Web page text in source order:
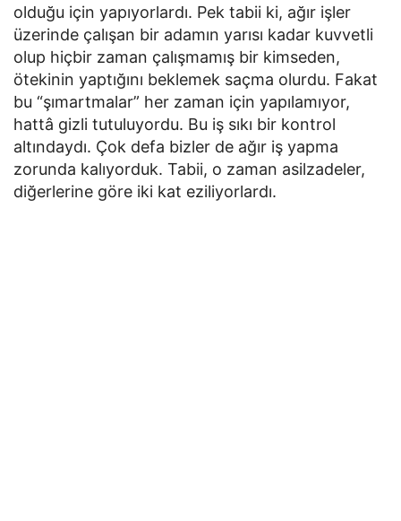
olduğu için yapıyorlardı. Pek tabii ki, ağır işler
üzerinde çalışan bir adamın yarısı kadar kuvvetli
olup hiçbir zaman çalışmamış bir kimseden,
ötekinin yaptığını beklemek saçma olurdu. Fakat
bu “şımartmalar” her zaman için yapılamıyor,
hattâ gizli tutuluyordu. Bu iş sıkı bir kontrol
altındaydı. Çok defa bizler de ağır iş yapma
zorunda kalıyorduk. Tabii, o zaman asilzadeler,
diğerlerine göre iki kat eziliyorlardı.